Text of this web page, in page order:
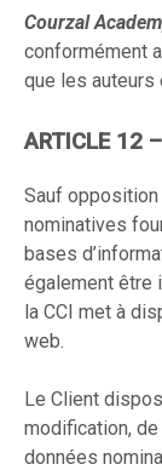
Courzal
conformément
que les auteurs
ARTICLE 12
Sauf
nominatives
bases
également être
la CCI met à
web.
Le Client
modification,
données